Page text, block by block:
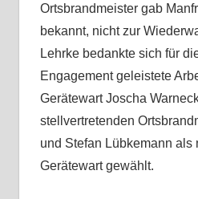
Ortsbrandmeister gab
bekannt, nicht zur
Lehrke bedankte sich für
Engagement geleistete
Gerätewart Joscha
stellvertretenden
und Stefan Lübkemann als
Gerätewart gewählt.